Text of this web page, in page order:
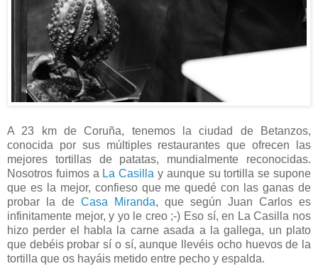
A 23 km de Coruña, tenemos la ciudad de Betanzos,
conocida por sus múltiples restaurantes que ofrecen las
mejores tortillas de patatas, mundialmente reconocidas.
Nosotros fuimos a La Casilla y aunque su tortilla se supone
que es la mejor, confieso que me quedé con las ganas de
probar la de Casa Miranda, que según Juan Carlos es
infinitamente mejor, y yo le creo ;-) Eso sí, en La Casilla nos
hizo perder el habla la carne asada a la gallega, un plato
que debéis probar sí o sí, aunque llevéis ocho huevos de la
tortilla que os hayáis metido entre pecho y espalda.